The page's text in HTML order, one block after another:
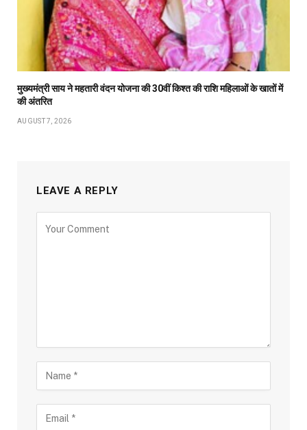
मुख्यमंत्री साय ने महतारी वंदन योजना की 30वीं किश्त की राशि महिलाओं के खातों में
की अंतरित
AUGUST 7, 2026
LEAVE A REPLY